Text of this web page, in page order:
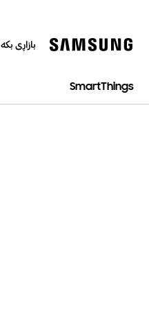
بازاڕی بکە
SmartThings